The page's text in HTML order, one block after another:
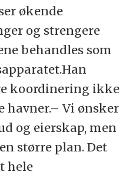
økende
og strengere
behandles som
koordinering ikke
havner.– Vi ønsker
og eierskap, men
større plan. Det
hele